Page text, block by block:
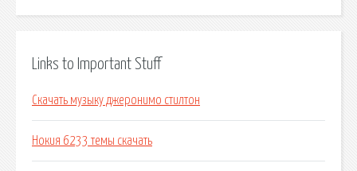
Links to Important Stuff
Скачать музыку джеронимо стилтон
Нокия 6233 темы скачать